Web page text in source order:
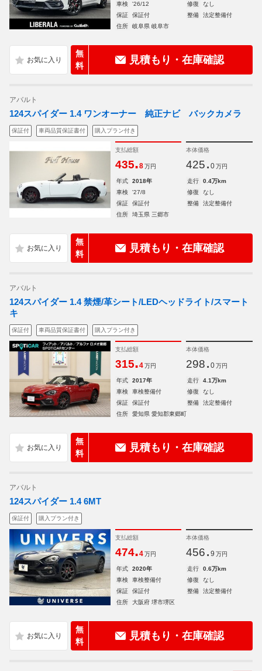
車検 '26/12 修復
なし
保証
保証付 整備
法定整備付
住所
岐阜県 岐阜市
無
料
見積もり・在庫確認
アバルト
124スパイダー 1.4 ワンオーナー 純正ナビ バックカメラ
保証付 車両品質保証書付 購入プラン付き
支払総額
435.8 万円
本体価格
425. 0 万円
年式 2018年 走行
0.4万km
車検
'27/8 修復
なし
保証
保証付 整備
法定整備付
住所
埼玉県 三郷市
無
料
見積もり・在庫確認
アバルト
124スパイダー 1.4 禁煙/革シート/LEDヘッドライト/スマート
キ
保証付 車両品質保証書付 購入プラン付き
支払総額
315.4 万円
本体価格
298. 0 万円
年式 2017年 走行
4.1万km
車検
車検整備付 修復
なし
保証
保証付 整備
法定整備付
住所
愛知県 愛知郡東郷町
無
料
見積もり・在庫確認
アバルト
124スパイダー 1.4 6MT
保証付 購入プラン付き
支払総額
474.4 万円
本体価格
456. 9 万円
年式 2020年 走行
0.6万km
車検
車検整備付 修復
なし
保証
保証付 整備
法定整備付
住所
大阪府 堺市堺区
無
料
見積もり・在庫確認